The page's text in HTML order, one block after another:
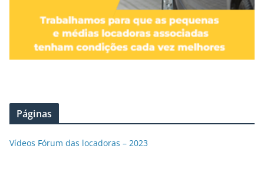
Páginas
Vídeos Fórum das locadoras – 2023